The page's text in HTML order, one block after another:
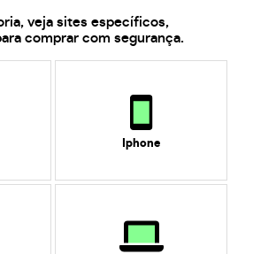
veja sites específicos,
comprar com segurança.
Iphone